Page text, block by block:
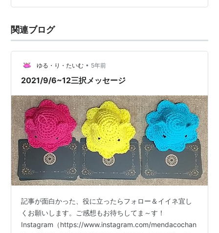
関連ブログ
ゆる・り・たいむ • 5年前
2021/9/6~12三択メッセージ
記事が面白かった、役に立ったらフォロー＆イイネ宜し
くお願いします。ご感想もお待ちしてま～す！
Instagram（https://www.instagram.com/mendacochan